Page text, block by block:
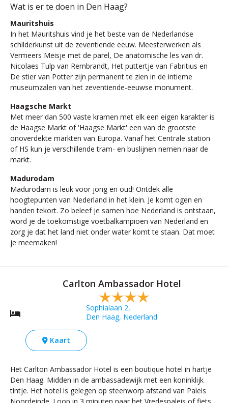
Wat is er te doen in Den Haag?
Mauritshuis
In het Mauritshuis vind je het beste van de Nederlandse
schilderkunst uit de zeventiende eeuw. Meesterwerken als
Vermeers Meisje met de parel, De anatomische les van dr.
Nicolaes Tulp van Rembrandt, Het puttertje van Fabritius en
De stier van Potter zijn permanent te zien in de intieme
museumzalen van het zeventiende-eeuwse monument.
Haagsche Markt
Met meer dan 500 vaste kramen met elk een eigen karakter is
de Haagse Markt of 'Haagse Markt' een van de grootste
onoverdekte markten van Europa. Vanaf het Centrale station
of HS kun je verschillende tram- en buslijnen nemen naar de
markt.
Madurodam
Madurodam is leuk voor jong en oud! Ontdek alle
hoogtepunten van Nederland in het klein. Je komt ogen en
handen tekort. Zo beleef je samen hoe Nederland is ontstaan,
word je de toekomstige voetbalkampioen van Nederland en
zorg je dat het land niet onder water komt te staan. Dat moet
je meemaken!
Carlton Ambassador Hotel
Sophialaan 2,
Den Haag, Nederland
Kaart
Het Carlton Ambassador Hotel is een boutique hotel in hartje
Den Haag. Midden in de ambassadewijk met een koninklijk
tintje. Het hotel is gelegen op steenworp afstand van Paleis